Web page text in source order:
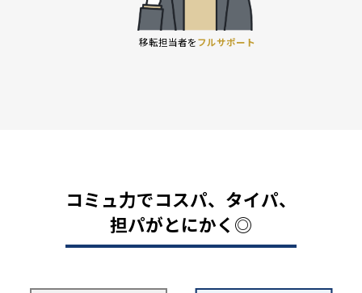
移転担当者をフルサポート
コミュ力でコスパ、タイパ、
担パがとにかく◎